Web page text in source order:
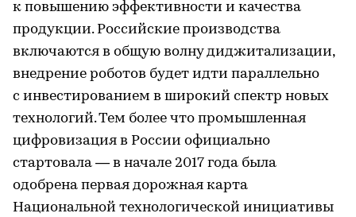
к повышению эффективности и качества
продукции. Российские производства
включаются в общую волну диджитализации,
внедрение роботов будет идти параллельно
с инвестированием в широкий спектр новых
технологий. Тем более что промышленная
цифровизация в России официально
стартовала — в начале 2017 года была
одобрена первая дорожная карта
Национальной технологической инициативы